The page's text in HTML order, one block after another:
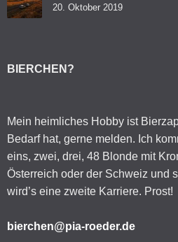
20. Oktober 2019
BIERCHEN?
Mein heimliches Hobby ist
Bedarf hat, gerne melden. Ich
eins, zwei, drei, 48 Blonde mit
Österreich oder der Schweiz und
wird’s eine zweite Karriere. Prost!
bierchen@pia-roeder.de